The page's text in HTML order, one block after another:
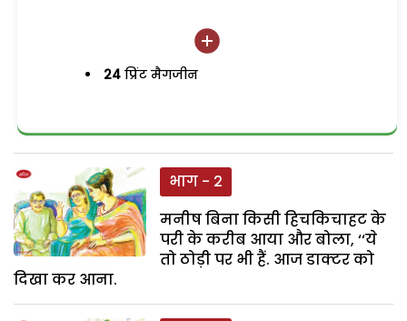
24 प्रिंट मैगजीन
भाग - 2
मनीष बिना किसी हिचकिचाहट के
परी के करीब आया और बोला, ‘‘ये
तो ठोड़ी पर भी हैं. आज डाक्टर को
दिखा कर आना.